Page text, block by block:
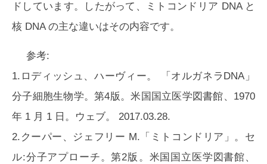
ドしています。したがって、ミトコンドリア DNA と
核 DNA の主な違いはその内容です。
参考:
1.ロディッシュ、ハーヴィー。 「オルガネラDNA」
分子細胞生物学。第4版。米国国立医学図書館、1970
年 1 月 1 日。ウェブ。 2017.03.28.
2.クーパー、ジェフリー M.「ミトコンドリア」。セ
ル:分子アプローチ。第2版​​。米国国立医学図書館、